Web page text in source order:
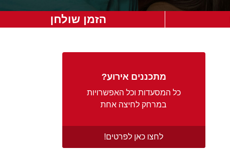
הזמן שולחן
מתכננים אירוע?
כל המסעדות וכל האפשרויות
במרחק לחיצה אחת
לחצו כאן לפרטים!